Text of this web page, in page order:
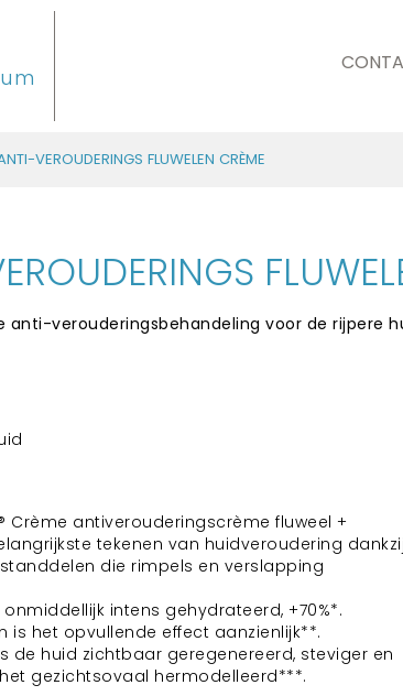
VEROUDERINGS FLUWELEN CRÈME
anti-verouderingsbehandeling voor de rijpere
Crème antiverouderingscrème fluweel +
tekenen van huidveroudering dankzij
die rimpels en verslapping
intens gehydrateerd, +70%*.
is het opvullende effect aanzienlijk**.
de huid zichtbaar geregenereerd, steviger en
gezichtsovaal hermodelleerd***.